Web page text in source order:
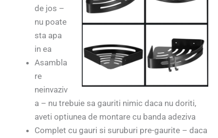
de jos –
nu poate
sta apa
in ea
Asambla
re
neinvaziv
a – nu trebuie sa gauriti nimic daca nu doriti,
aveti optiunea de montare cu banda adeziva
Complet cu gauri si suruburi pre-gaurite – daca